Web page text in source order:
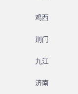
鸡西
荆门
九江
济南